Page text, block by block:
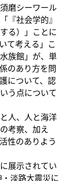
磨シーワール
『社会学的』
る）」ことに
て考える」こ
族館」が、単
のあり方を問
について、認
う点について
人、人と海洋
考察、加え
性のありよう
展示されてい
淡路大震災に